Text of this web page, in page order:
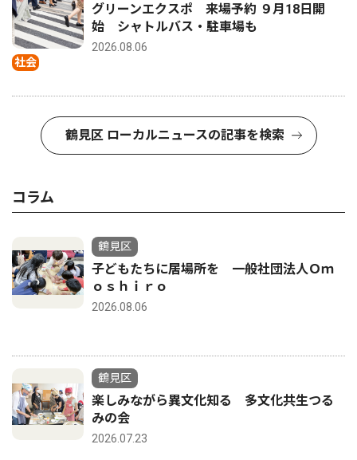
社会
グリーンエクスポ 来場予約 ９月18日開
始 シャトルバス・駐車場も
2026.08.06
鶴見区 ローカルニュースの記事を検索
コラム
鶴見区
子どもたちに居場所を 一般社団法人Ｏｍ
ｏｓｈｉｒｏ
2026.08.06
鶴見区
楽しみながら異文化知る 多文化共生つる
みの会
2026.07.23